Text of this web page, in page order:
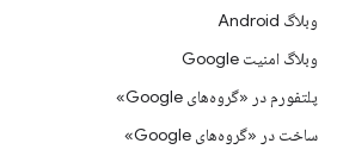
وبلاگ Android
وبلاگ امنیت Google
پلتفورم در «گروه‌های Google»
ساخت در «گروه‌های Google»